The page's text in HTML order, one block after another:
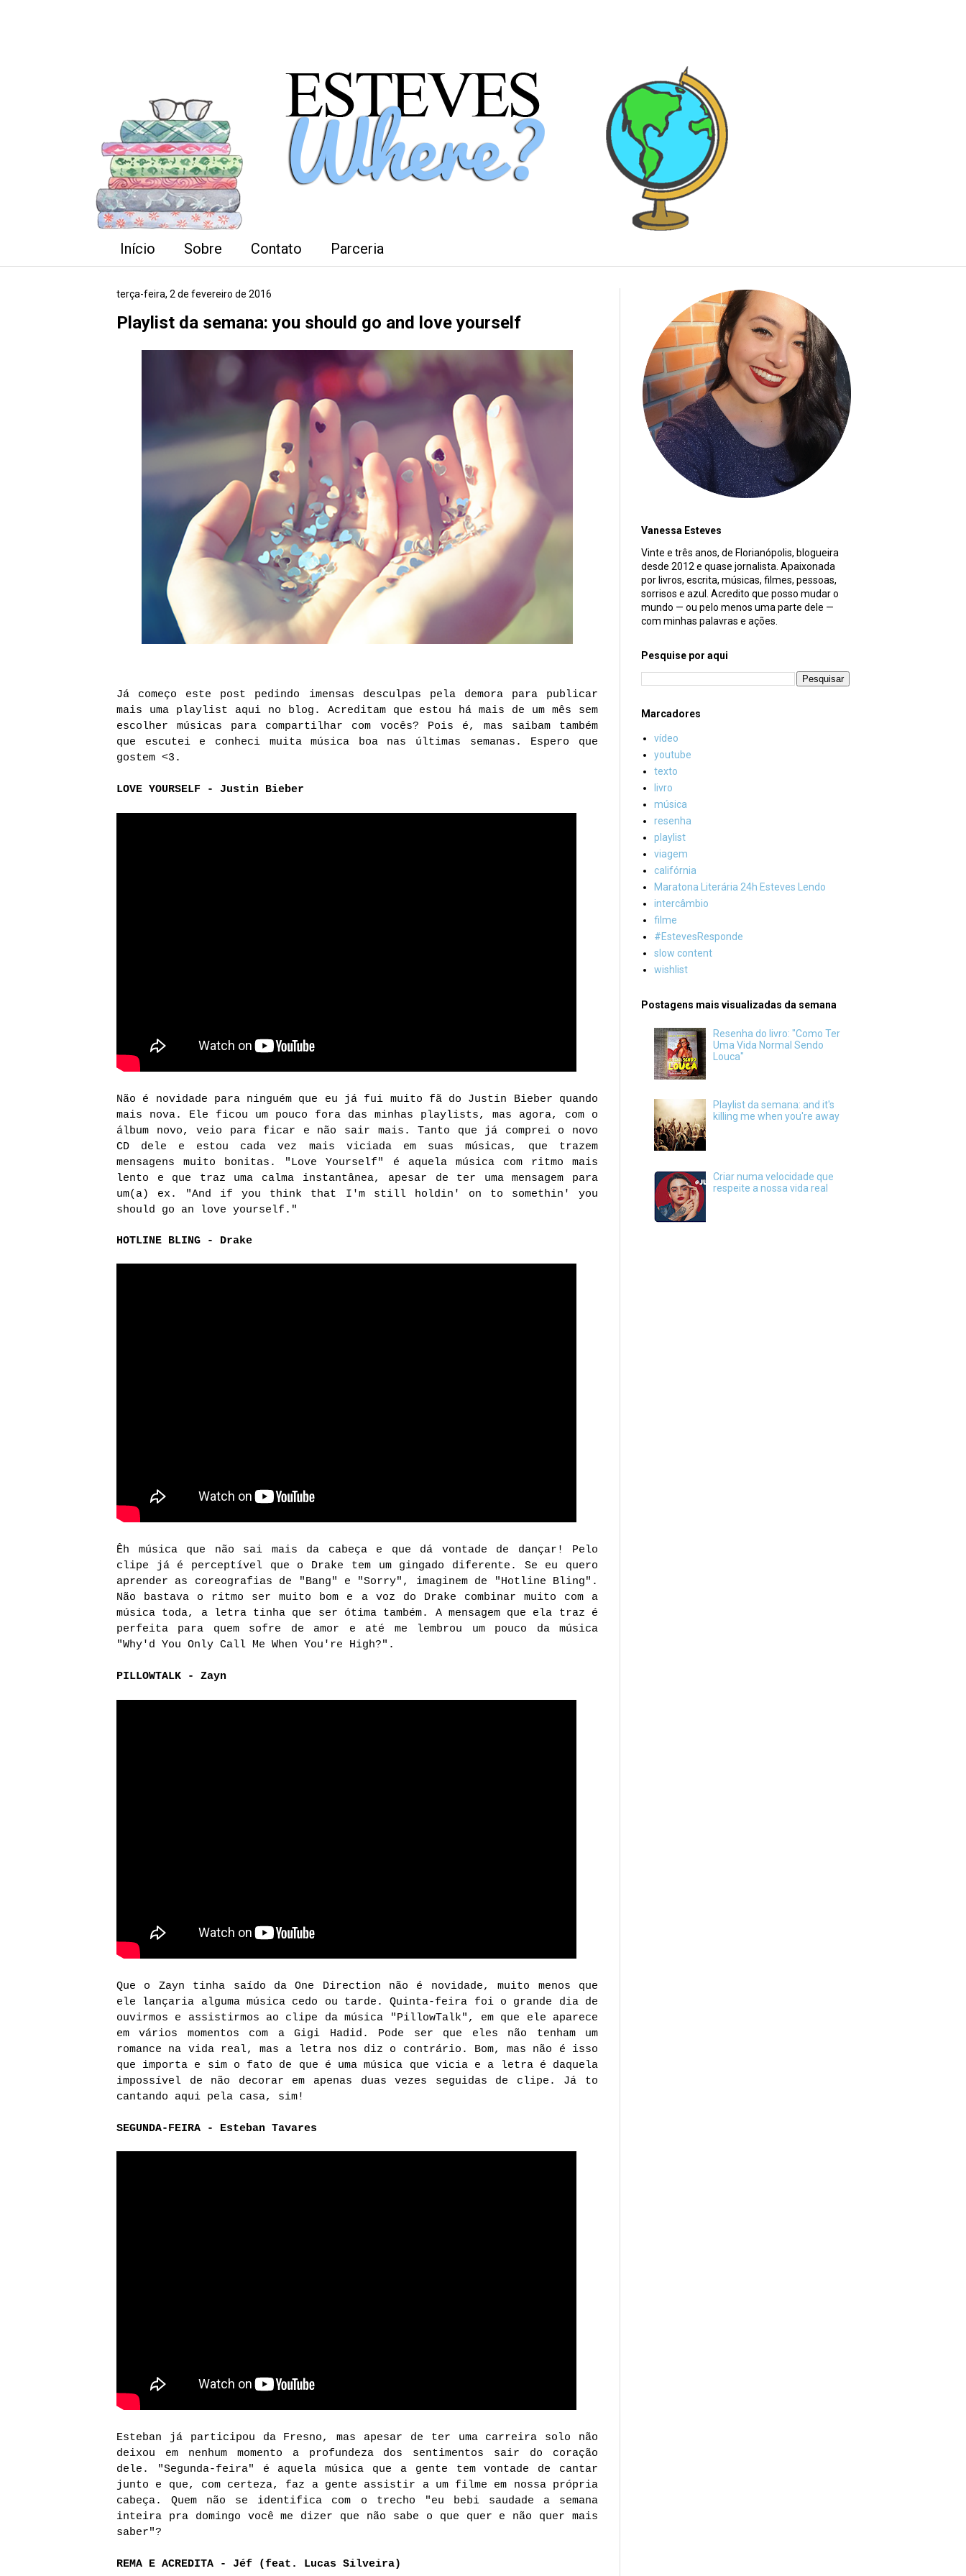
Início Sobre Contato Parceria
terça-feira, 2 de fevereiro de 2016
Playlist da semana: you should go and love yourself
Já começo este post pedindo imensas desculpas pela demora para publicar
mais uma playlist aqui no blog. Acreditam que estou há mais de um mês sem
escolher músicas para compartilhar com vocês? Pois é, mas saibam também
que escutei e conheci muita música boa nas últimas semanas. Espero que
gostem <3.
LOVE YOURSELF - Justin Bieber
Não é novidade para ninguém que eu já fui muito fã do Justin Bieber quando
mais nova. Ele ficou um pouco fora das minhas playlists, mas agora, com o
álbum novo, veio para ficar e não sair mais. Tanto que já comprei o novo
CD dele e estou cada vez mais viciada em suas músicas, que trazem
mensagens muito bonitas. "Love Yourself" é aquela música com ritmo mais
lento e que traz uma calma instantânea, apesar de ter uma mensagem para
um(a) ex. "And if you think that I'm still holdin' on to somethin' you
should go an love yourself."
HOTLINE BLING - Drake
Êh música que não sai mais da cabeça e que dá vontade de dançar! Pelo
clipe já é perceptível que o Drake tem um gingado diferente. Se eu quero
aprender as coreografias de "Bang" e "Sorry", imaginem de "Hotline Bling".
Não bastava o ritmo ser muito bom e a voz do Drake combinar muito com a
música toda, a letra tinha que ser ótima também. A mensagem que ela traz é
perfeita para quem sofre de amor e até me lembrou um pouco da música
"Why'd You Only Call Me When You're High?".
PILLOWTALK - Zayn
Que o Zayn tinha saído da One Direction não é novidade, muito menos que
ele lançaria alguma música cedo ou tarde. Quinta-feira foi o grande dia de
ouvirmos e assistirmos ao clipe da música "PillowTalk", em que ele aparece
em vários momentos com a Gigi Hadid. Pode ser que eles não tenham um
romance na vida real, mas a letra nos diz o contrário. Bom, mas não é isso
que importa e sim o fato de que é uma música que vicia e a letra é daquela
impossível de não decorar em apenas duas vezes seguidas de clipe. Já to
cantando aqui pela casa, sim!
SEGUNDA-FEIRA - Esteban Tavares
Esteban já participou da Fresno, mas apesar de ter uma carreira solo não
deixou em nenhum momento a profundeza dos sentimentos sair do coração
dele. "Segunda-feira" é aquela música que a gente tem vontade de cantar
junto e que, com certeza, faz a gente assistir a um filme em nossa própria
cabeça. Quem não se identifica com o trecho "eu bebi saudade a semana
inteira pra domingo você me dizer que não sabe o que quer e não quer mais
saber"?
REMA E ACREDITA - Jéf (feat. Lucas Silveira)
Vanessa Esteves
Vinte e três anos, de Florianópolis, blogueira
desde 2012 e quase jornalista. Apaixonada
por livros, escrita, músicas, filmes, pessoas,
sorrisos e azul. Acredito que posso mudar o
mundo — ou pelo menos uma parte dele —
com minhas palavras e ações.
Pesquise por aqui
Marcadores
vídeo
youtube
texto
livro
música
resenha
playlist
viagem
califórnia
Maratona Literária 24h Esteves Lendo
intercâmbio
filme
#EstevesResponde
slow content
wishlist
Postagens mais visualizadas da semana
Resenha do livro: "Como Ter
Uma Vida Normal Sendo
Louca"
Playlist da semana: and it's
killing me when you're away
Criar numa velocidade que
respeite a nossa vida real